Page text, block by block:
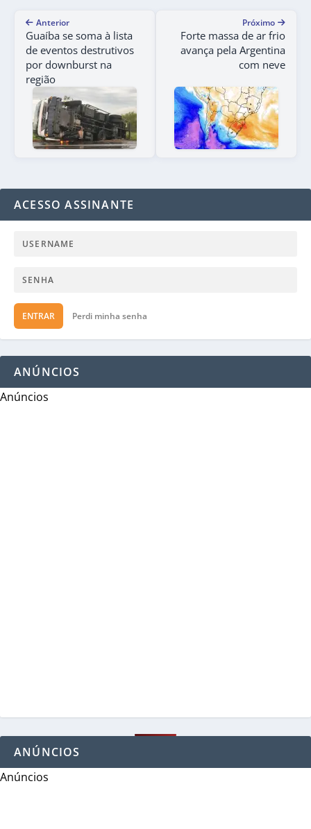
Anterior
Guaíba se soma à lista
de eventos destrutivos
por downburst na
região
Próximo
Forte massa de ar frio
avança pela Argentina
com neve
ACESSO ASSINANTE
ENTRAR Perdi minha senha
ANÚNCIOS
Anúncios
ANÚNCIOS
Anúncios